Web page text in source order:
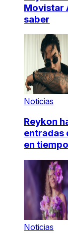
Movistar
saber
Noticias
Reykon
entradas
en
Noticias